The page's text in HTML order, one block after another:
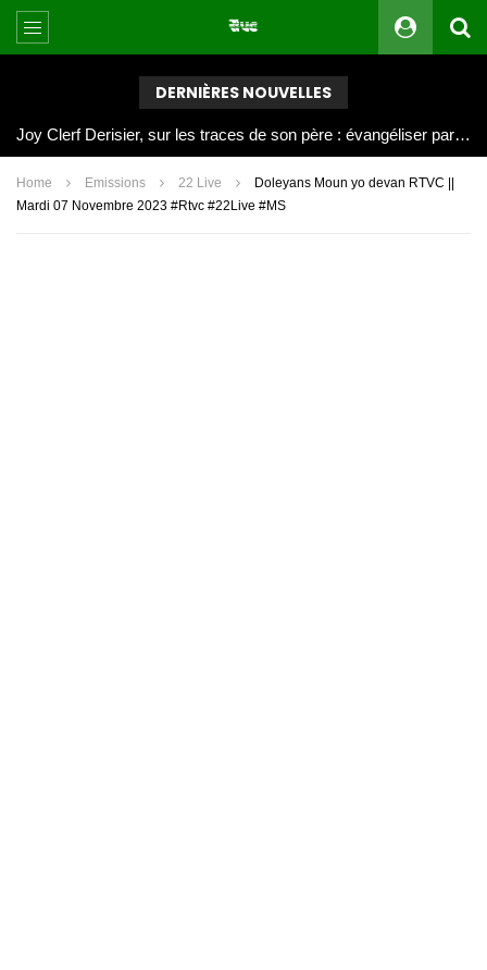
DERNIÈRES NOUVELLES
Joy Clerf Derisier, sur les traces de son père : évangéliser par la musique
Home Emissions 22 Live
Doleyans Moun yo devan RTVC ||
Mardi 07 Novembre 2023 #Rtvc #22Live #MS